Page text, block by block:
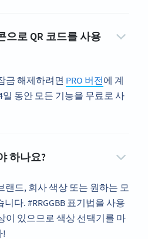
으로 QR 코드를 사용
금 해제하려면 PRO 버전에 계
동안 모든 기능을 무료로 사
하나요?
랜드, 회사 색상 또는 원하는 모
다. #RRGGBB 표기법을 사용
이 있으므로 색상 선택기를 마
!